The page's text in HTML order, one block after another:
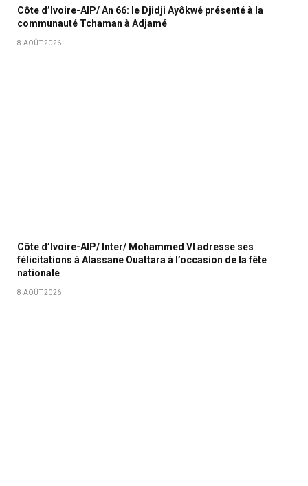
Côte d’Ivoire-AIP/ An 66: le Djidji Ayôkwé présenté à la
communauté Tchaman à Adjamé
8 AOÛT 2026
Côte d’Ivoire-AIP/ Inter/ Mohammed VI adresse ses
félicitations à Alassane Ouattara à l’occasion de la fête
nationale
8 AOÛT 2026